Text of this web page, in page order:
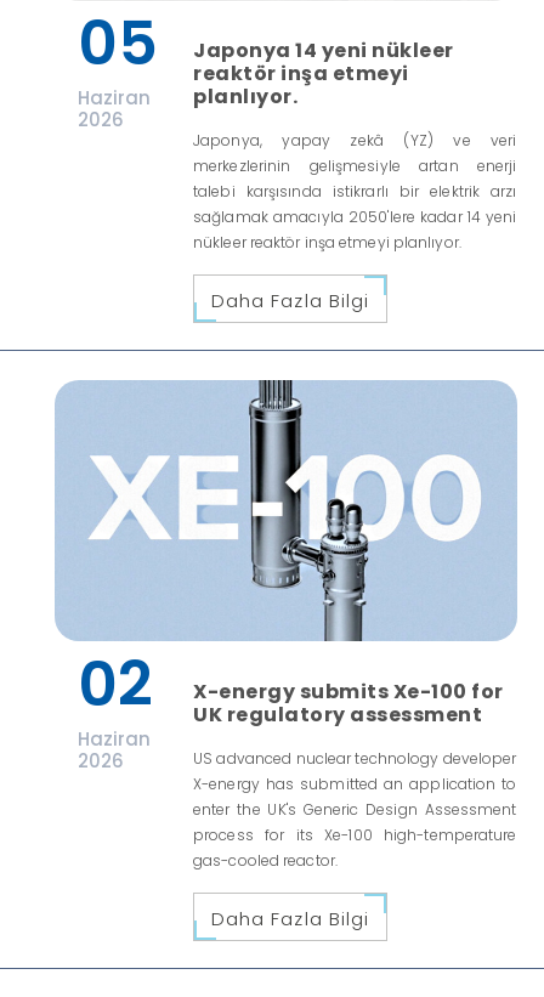
05
Haziran
2026
Japonya 14 yeni nükleer
reaktör inşa etmeyi
planlıyor.
Japonya, yapay zekâ (YZ) ve veri
merkezlerinin gelişmesiyle artan enerji
talebi karşısında istikrarlı bir elektrik arzı
sağlamak amacıyla 2050'lere kadar 14 yeni
nükleer reaktör inşa etmeyi planlıyor.
Daha Fazla Bilgi
02
Haziran
2026
X-energy submits Xe-100 for
UK regulatory assessment
US advanced nuclear technology developer
X-energy has submitted an application to
enter the UK's Generic Design Assessment
process for its Xe-100 high-temperature
gas-cooled reactor.
Daha Fazla Bilgi